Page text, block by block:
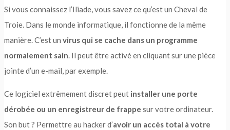
Si vous connaissez l’Iliade, vous savez ce qu’est un Cheval de
Troie. Dans le monde informatique, il fonctionne de la même
manière. C’est un virus qui se cache dans un programme
normalement sain. Il peut être activé en cliquant sur une pièce
jointe d’un e-mail, par exemple.
Ce logiciel extrêmement discret peut installer une porte
dérobée ou un enregistreur de frappe sur votre ordinateur.
Son but ? Permettre au hacker d’avoir un accès total à votre